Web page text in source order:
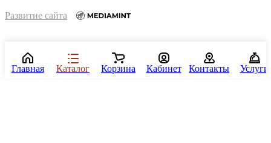
Развитие сайта
Главная Каталог Корзина Кабинет Контакты Услуги